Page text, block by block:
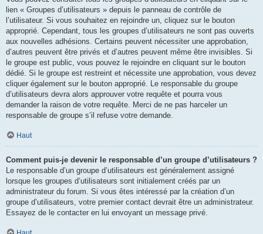
lien « Groupes d’utilisateurs » depuis le panneau de contrôle de
l’utilisateur. Si vous souhaitez en rejoindre un, cliquez sur le bouton
approprié. Cependant, tous les groupes d’utilisateurs ne sont pas ouverts
aux nouvelles adhésions. Certains peuvent nécessiter une approbation,
d’autres peuvent être privés et d’autres peuvent même être invisibles. Si
le groupe est public, vous pouvez le rejoindre en cliquant sur le bouton
dédié. Si le groupe est restreint et nécessite une approbation, vous devez
cliquer également sur le bouton approprié. Le responsable du groupe
d’utilisateurs devra alors approuver votre requête et pourra vous
demander la raison de votre requête. Merci de ne pas harceler un
responsable de groupe s’il refuse votre demande.
Haut
Comment puis-je devenir le responsable d’un groupe d’utilisateurs ?
Le responsable d’un groupe d’utilisateurs est généralement assigné
lorsque les groupes d’utilisateurs sont initialement créés par un
administrateur du forum. Si vous êtes intéressé par la création d’un
groupe d’utilisateurs, votre premier contact devrait être un administrateur.
Essayez de le contacter en lui envoyant un message privé.